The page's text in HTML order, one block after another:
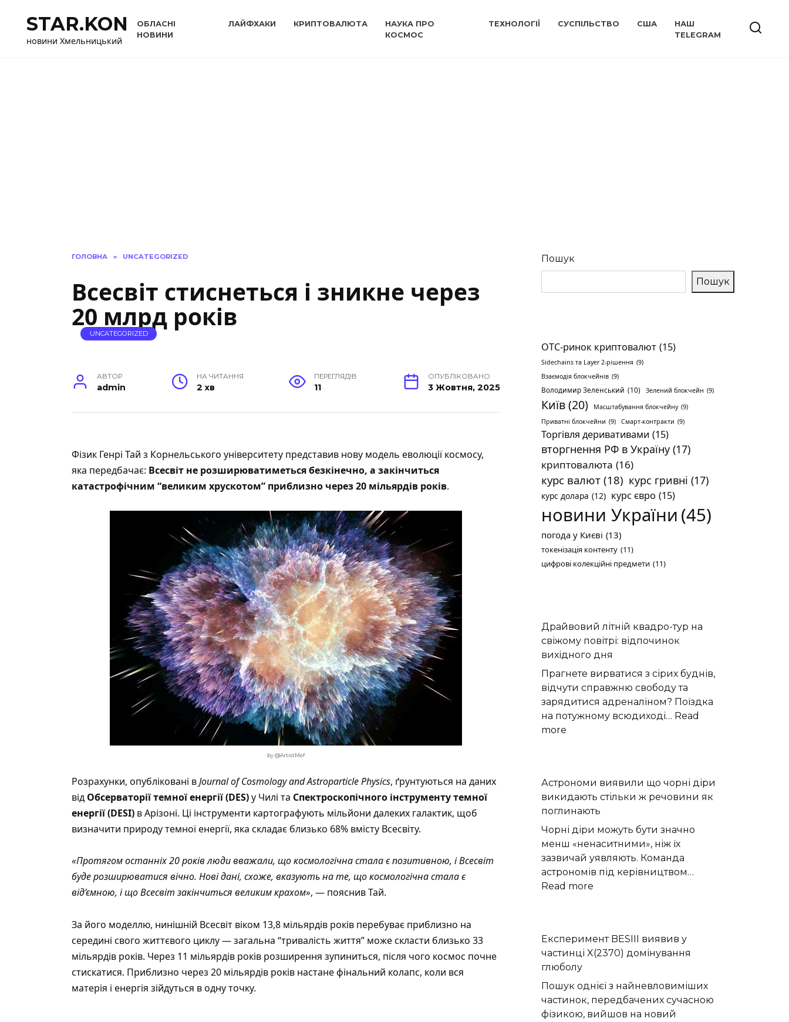
вмістуSTAR.KON
новини Хмельницький
ОБЛАСНІ
НОВИНИ
ЛАЙФХАКИ КРИПТОВАЛЮТА
НАУКА ПРО
КОСМОС
ТЕХНОЛОГІЇ СУСПІЛЬСТВО США
НАШ
TELEGRAM
ГОЛОВНА » UNCATEGORIZED
Всесвіт стиснеться і зникне через
20 млрд років
UNCATEGORIZED
АВТОР
admin
НА ЧИТАННЯ
2 хв
ПЕРЕГЛЯДІВ
11
ОПУБЛІКОВАНО
3 Жовтня, 2025
Фізик Генрі Тай з Корнельського університету представив нову модель еволюції космосу,
яка передбачає: Всесвіт не розширюватиметься безкінечно, а закінчиться
катастрофічним “великим хрускотом” приблизно через 20 мільярдів років.
by @ArtistMef
Розрахунки, опубліковані вJournal of Cosmology and Astroparticle Physics, ґрунтуються на даних
від Обсерваторії темної енергії (DES)у Чилі та Спектроскопічного інструменту темної
енергії (DESI) в Арізоні. Ці інструменти картографують мільйони далеких галактик, щоб
визначити природу темної енергії, яка складає близько 68% вмісту Всесвіту.
«Протягом останніх 20 років люди вважали, що космологічна стала є позитивною, і Всесвіт
буде розширюватися вічно. Нові дані, схоже, вказують на те, що космологічна стала є
від’ємною, і що Всесвіт закінчиться великим крахом», — пояснив Тай.
За його моделлю, нинішній Всесвіт віком 13,8 мільярдів років перебуває приблизно на
середині свого життєвого циклу — загальна “тривалість життя” може скласти близько 33
мільярдів років. Через 11 мільярдів років розширення зупиниться, після чого космос почне
стискатися. Приблизно через 20 мільярдів років настане фінальний колапс, коли вся
матерія і енергія зійдуться в одну точку.
Пошук
Пошук
OTC-ринок криптовалют (15)
Sidechains та Layer 2-рішення (9)
Взаємодія блокчейнів (9)
Володимир Зеленський (10) Зелений блокчейн (9)
Київ(20) Масштабування блокчейну (9)
Приватні блокчейни (9) Смарт-контракти (9)
Торгівля деривативами (15)
вторгнення РФ в Україну (17)
криптовалюта (16)
курс валют (18) курс гривні (17)
курс долара (12) курс євро (15)
новини України (45)
погода у Києві (13)
токенізація контенту (11)
цифрові колекційні предмети (11)
Драйвовий літній квадро-тур на
свіжому повітрі: відпочинок
вихідного дня
Прагнете вирватися з сірих буднів,
відчути справжню свободу та
зарядитися адреналіном? Поїздка
на потужному всюдиході… Read
more
тур
на
свіжому
повітрі:
відпочинок
вихідного
дня
Астрономи виявили що чорні діри
викидають стільки ж речовини як
поглинають
Чорні діри можуть бути значно
менш «ненаситними», ніж їх
зазвичай уявляють. Команда
астрономів під керівництвом…
Read more
чорні
діри
стільки
ж
речовини
Експеримент BESIII виявив у
частинці X(2370) домінування
глюболу
Пошук однієї з найневловиміших
частинок, передбачених сучасною
фізикою, вийшов на новий